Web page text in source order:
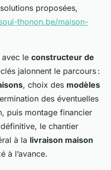
proposées,
thonon.be/maison-
le constructeur de
jalonnent le parcours :
, choix des modèles
des éventuelles
puis montage financier
le chantier
à la livraison maison
à l’avance.